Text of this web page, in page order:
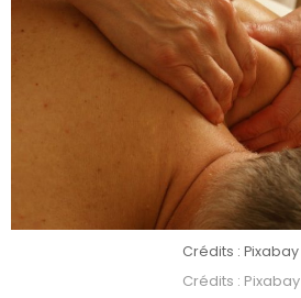
Crédits : Pixabay
Crédits : Pixabay